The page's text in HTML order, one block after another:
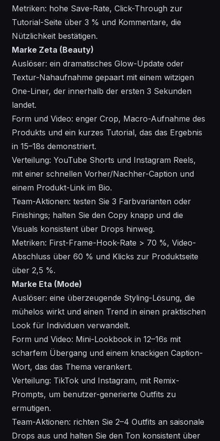
Metriken: hohe Save-Rate, Click-Through zur
Tutorial-Seite über 3 % und Kommentare, die
Nützlichkeit bestätigen.
Marke Zeta (Beauty)
Auslöser: ein dramatisches Glow-Update oder
Textur-Nahaufnahme gepaart mit einem witzigen
One-Liner, der innerhalb der ersten 3 Sekunden
landet.
Form und Video: enger Crop, Macro-Aufnahme des
Produkts und ein kurzes Tutorial, das das Ergebnis
in 15–18s demonstriert.
Verteilung: YouTube Shorts und Instagram Reels,
mit einer schnellen Vorher/Nachher-Caption und
einem Produkt-Link im Bio.
Team-Aktionen: testen Sie 3 Farbvarianten oder
Finishings; halten Sie den Copy knapp und die
Visuals konsistent über Drops hinweg.
Metriken: First-Frame-Hook-Rate > 70 %, Video-
Abschluss über 60 % und Klicks zur Produktseite
über 2,5 %.
Marke Eta (Mode)
Auslöser: eine überzeugende Styling-Lösung, die
mühelos wirkt und einen Trend in einen praktischen
Look für Individuen verwandelt.
Form und Video: Mini-Lookbook in 12–16s mit
scharfem Übergang und einem knackigen Caption-
Wort, das das Thema verankert.
Verteilung: TikTok und Instagram, mit Remix-
Prompts, um benutzer-generierte Outfits zu
ermutigen.
Team-Aktionen: richten Sie 2–4 Outfits an saisonale
Drops aus und halten Sie den Ton konsistent über